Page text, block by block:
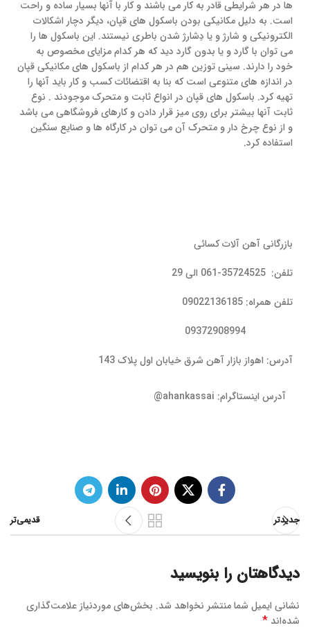
ها در هر شرایطی قادر به کار می باشند و کار با آنها بسیار ساده و راحت
است. به دلیل مکانیکی بودن باسکول های قپان، دیگر دچار اشکالات
الکترونیکی و شارژ و یا دِشارژ شدن باطری نیستند. این باسکول ها را
می توان با گارد و یا بدون گارد دید که هر کدام مزایای مخصوص به
خود را دارند. سینی توزین هم در هر کدام از باسکول های مکانیکی قپان
در اندازه های متنوعی است که بنا به اقتضائات کسب و کار باید آنها را
تهیه کرد. باسکول های قپان در انواع ثابت و متحرک موجودند . نوع
ثابت آنها بیشتر برای روی میز قرار دادن و کارهای فروشگاهی می باشد
و از نوع چرخ دار و متحرک آن می توان در کارگاه ها و صنایع سنگین
استفاده کرد.
بازرگانی آهن آلات کسائی
تلفن: 35724525-061 الی 29
تلفن همراه: 09022136185
آدرس: اهواز بازار آهن شرق خیابان اول پلاک 143
آدرس اینستاگرام: ahankassai@
جدیدتر قدیمی‌تر
دیدگاهتان را بنویسید
نشانی ایمیل شما منتشر نخواهد شد. بخش‌های موردنیاز علامت‌گذاری
شده‌اند *